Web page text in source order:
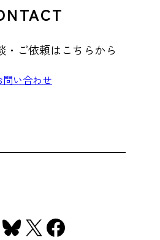
・ご依頼はこちらから
問い合わせ
Bluesky
X Facebook